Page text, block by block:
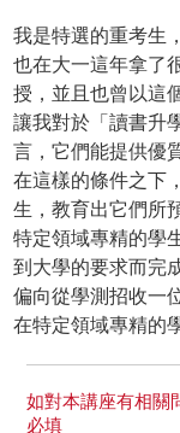
我是特選的重考生
也在大一這年拿了
授，並且也曾以這
讓我對於「讀書升
言，它們能提供優
在這樣的條件之下
生，教育出它們所
特定領域專精的學
到大學的要求而完
偏向從學測招收一
在特定領域專精的
如對本講座有相
必填